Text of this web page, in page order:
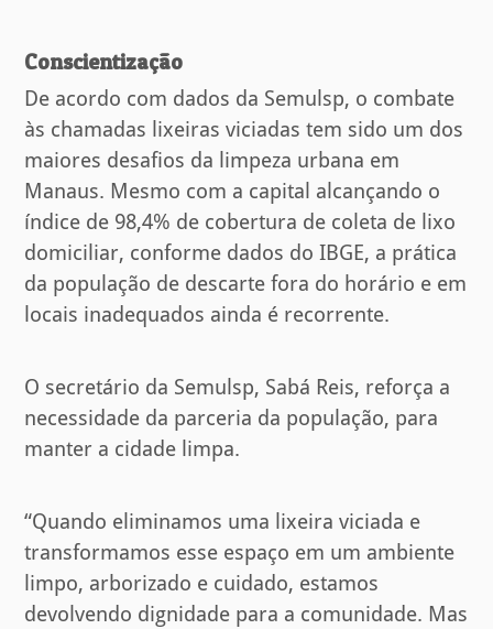
Conscientização
De acordo com dados da Semulsp, o combate
às chamadas lixeiras viciadas tem sido um dos
maiores desafios da limpeza urbana em
Manaus. Mesmo com a capital alcançando o
índice de 98,4% de cobertura de coleta de lixo
domiciliar, conforme dados do IBGE, a prática
da população de descarte fora do horário e em
locais inadequados ainda é recorrente.
O secretário da Semulsp, Sabá Reis, reforça a
necessidade da parceria da população, para
manter a cidade limpa.
“Quando eliminamos uma lixeira viciada e
transformamos esse espaço em um ambiente
limpo, arborizado e cuidado, estamos
devolvendo dignidade para a comunidade. Mas